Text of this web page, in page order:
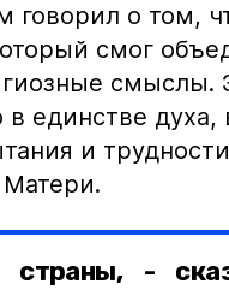
говорил о том,
смог
смыслы.
в единстве
и
-